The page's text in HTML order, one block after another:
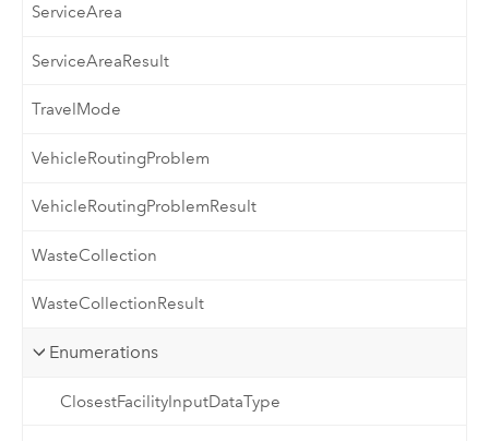
ServiceArea
ServiceAreaResult
TravelMode
VehicleRoutingProblem
VehicleRoutingProblemResult
WasteCollection
WasteCollectionResult
Enumerations
ClosestFacilityInputDataType